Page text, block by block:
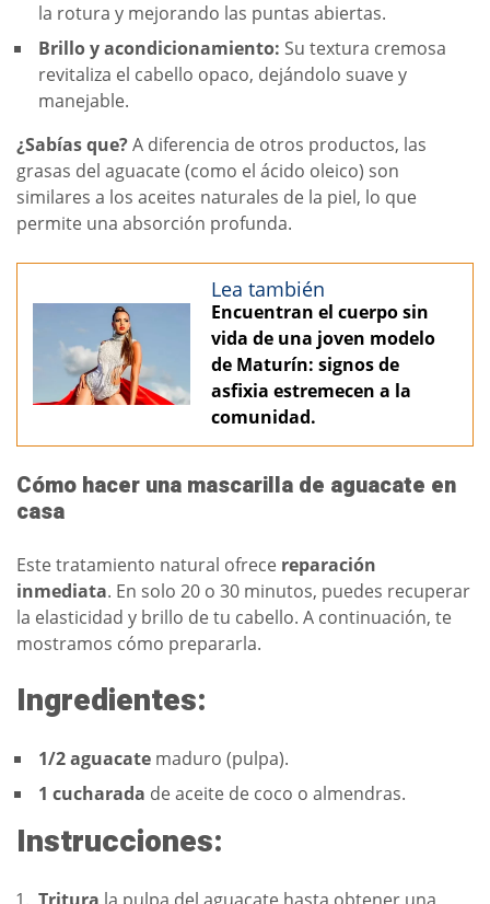
la rotura y mejorando las puntas abiertas.
Brillo y acondicionamiento: Su textura cremosa
revitaliza el cabello opaco, dejándolo suave y
manejable.
¿Sabías que?A diferencia de otros productos, las
grasas del aguacate (como el ácido oleico) son
similares a los aceites naturales de la piel, lo que
permite una absorción profunda.
Lea también
Encuentran el cuerpo sin
vida de una joven modelo
de Maturín: signos de
asfixia estremecen a la
comunidad.
Cómo hacer una mascarilla de aguacate en
casa
Este tratamiento natural ofrece reparación
inmediata. En solo 20 o 30 minutos, puedes recuperar
la elasticidad y brillo de tu cabello. A continuación, te
mostramos cómo prepararla.
Ingredientes:
1/2 aguacate maduro (pulpa).
1 cucharada de aceite de coco o almendras.
Instrucciones: